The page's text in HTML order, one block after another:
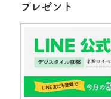
プレゼント